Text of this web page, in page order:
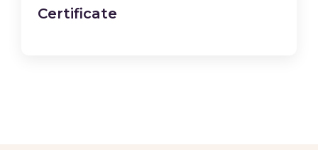
Certificate